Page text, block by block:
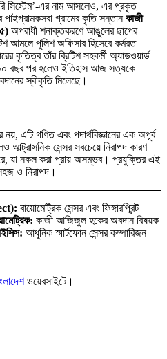
সিস্টেম’-এর নাম আসলেও, এর প্রকৃত
গ্রামের কৃতি সন্তানকাজী
অপরাধী শনাক্তকরণে আঙুলের ছাপের
আমলে পুলিশ অফিসার হিসেবে কর্মরত
কৃতিত্ব তাঁর ব্রিটিশ সহকর্মী অ্যাডওয়ার্ড
১০০ বছর পর হলেও ইতিহাস আজ সত্যকে
স্বীকৃতি মিলেছে।
নয়, এটি গণিত এবং পদার্থবিজ্ঞানের এক অপূর্ব
আল্ট্রাসনিক সেন্সর সবচেয়ে নিরাপদ কারণ
যা নকল করা প্রায় অসম্ভব। প্রযুক্তির এই
ও নিরাপদ।
বায়োমেট্রিক সেন্সর এবং ফিঙ্গারপ্রিন্ট
কাজী আজিজুল হকের অবদান বিষয়ক
আধুনিক স্মার্টফোন সেন্সর কম্পারিজন
ওয়েবসাইটে।